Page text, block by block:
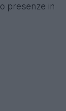
presenze in